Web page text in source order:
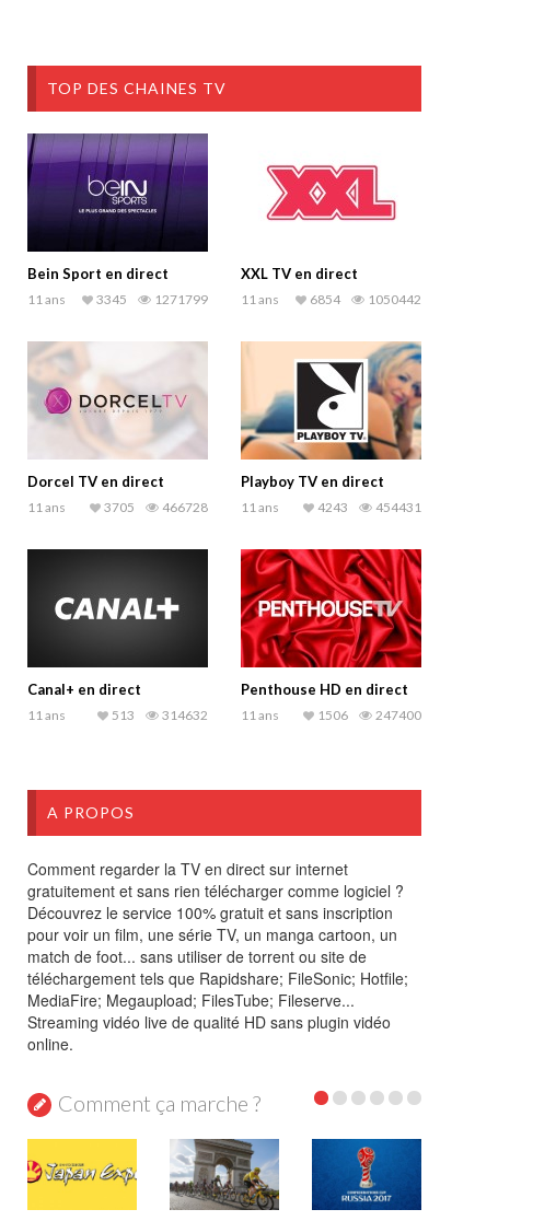
TOP DES CHAINES TV
Bein Sport en direct
11 ans 1271799
3345
XXL TV en direct
11 ans 1050442
6854
Dorcel TV en direct
11 ans 466728
3705
Playboy TV en direct
11 ans 454431
4243
Canal+ en direct
11 ans 314632
513
Penthouse HD en direct
11 ans 247400
1506
A PROPOS
Comment regarder la TV en direct sur internet
gratuitement et sans rien télécharger comme logiciel ?
Découvrez le service 100% gratuit et sans inscription
pour voir un film, une série TV, un manga cartoon, un
match de foot... sans utiliser de torrent ou site de
téléchargement tels que Rapidshare; FileSonic; Hotfile;
MediaFire; Megaupload; FilesTube; Fileserve...
Streaming vidéo live de qualité HD sans plugin vidéo
online.
Comment ça marche ?